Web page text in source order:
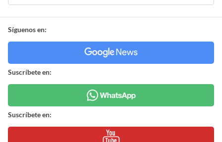
Síguenos en:
Suscríbete en:
Suscríbete en: